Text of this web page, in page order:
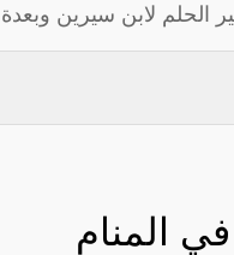
الحلم لابن سيرين
المنام